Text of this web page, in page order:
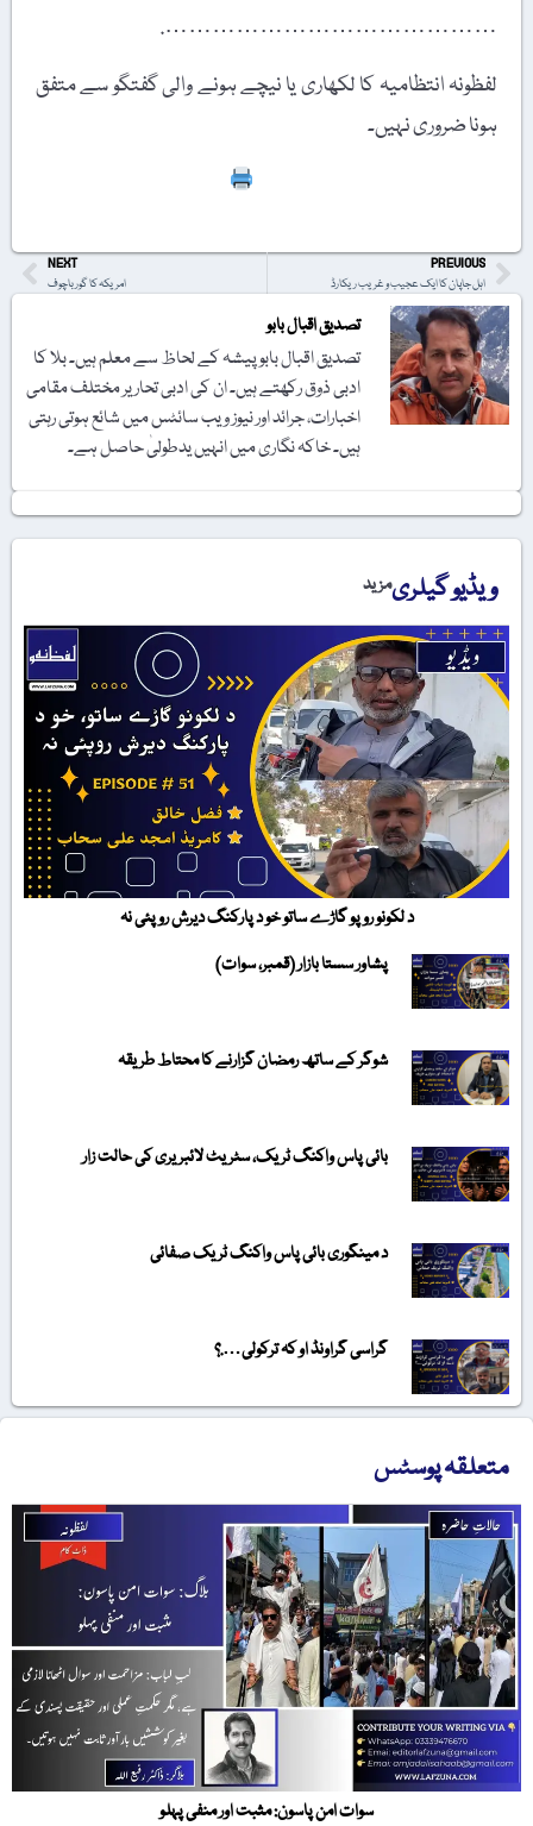
…………………………………….
لفظونہ انتظامیہ کا لکھاری یا نیچے ہونے والی گفتگو سے متفق
ہونا ضروری نہیں۔
PREVIOUS
اہل جاپان کا ایک عجیب و غریب ریکارڈ
NEXT
امریکہ کا گورباچوف
تصدیق اقبال بابو
تصدیق اقبال بابو پیشہ کے لحاظ سے معلم ہیں۔ بلا کا
ادبی ذوق رکھتے ہیں۔ ان کی ادبی تحاریر مختلف مقامی
اخبارات، جرائد اور نیوز ویب سائٹس میں شائع ہوتی رہتی
ہیں۔ خاکہ نگاری میں انہیں یدطولیٰ حاصل ہے۔
ویڈیو گیلریمزید
د لکونو روپو گاڑے ساتو خو د پارکنگ دیرش روپئی نہ
پشاور سستا بازار (قمبر، سوات)
شوگر کے ساتھ رمضان گزارنے کا محتاط طریقہ
بائی پاس واکنگ ٹریک، سٹریٹ لائبریری کی حالت زار
د مینگوری بائی پاس واکنگ ٹریک صفائی
گراسی گراونڈ او کہ ترکولی….؟
متعلقہ پوسٹس
سوات امن پاسون: مثبت اور منفی پہلو